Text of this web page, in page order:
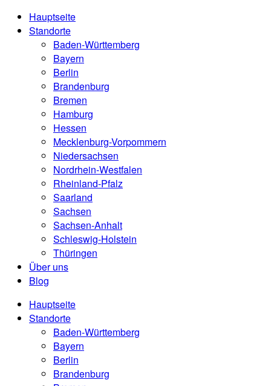
Hauptseite
Standorte
Baden-Württemberg
Bayern
Berlin
Brandenburg
Bremen
Hamburg
Hessen
Mecklenburg-Vorpommern
Niedersachsen
Nordrhein-Westfalen
Rheinland-Pfalz
Saarland
Sachsen
Sachsen-Anhalt
Schleswig-Holstein
Thüringen
Über uns
Blog
Hauptseite
Standorte
Baden-Württemberg
Bayern
Berlin
Brandenburg